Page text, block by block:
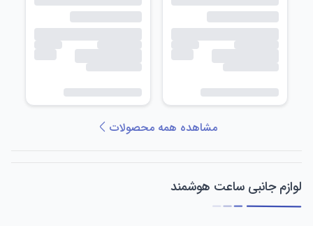
مشاهده همه محصولات
لوازم جانبی ساعت هوشمند